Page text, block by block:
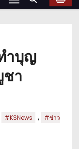
ำบุญ
ชา
#KSNews ,
#ข่าว